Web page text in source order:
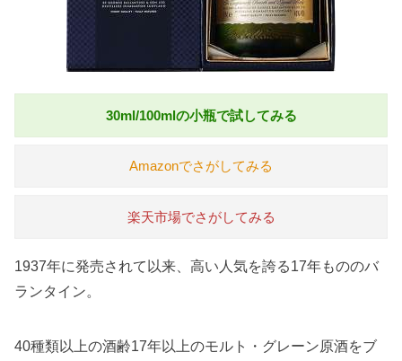
30ml/100mlの小瓶で試してみる
Amazonでさがしてみる
楽天市場でさがしてみる
1937年に発売されて以来、高い人気を誇る17年もののバ
ランタイン。
40種類以上の酒齢17年以上のモルト・グレーン原酒をブ